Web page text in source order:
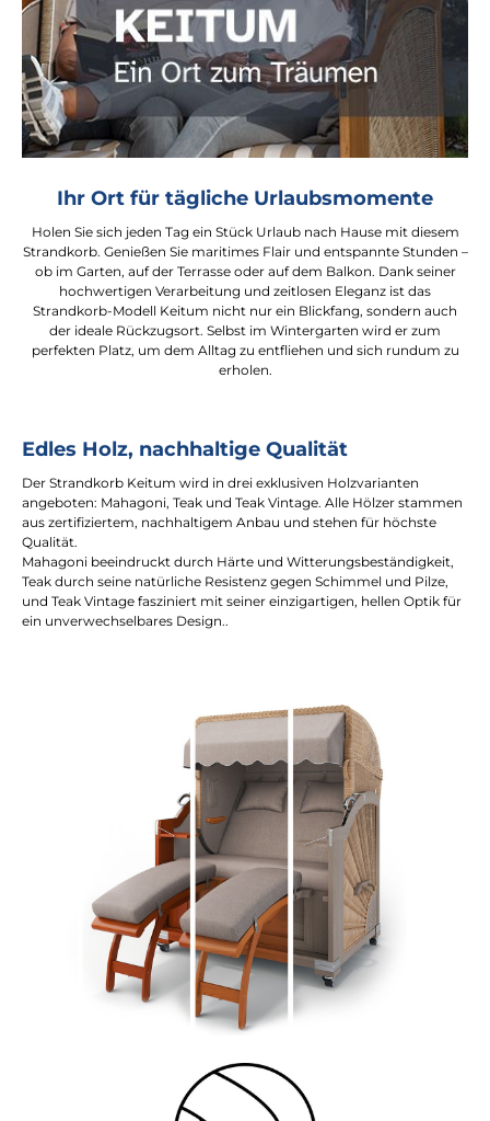
Ihr Ort für tägliche Urlaubsmomente
Holen Sie sich jeden Tag ein Stück Urlaub nach Hause mit diesem
Strandkorb. Genießen Sie maritimes Flair und entspannte Stunden –
ob im Garten, auf der Terrasse oder auf dem Balkon. Dank seiner
hochwertigen Verarbeitung und zeitlosen Eleganz ist das
Strandkorb-Modell Keitum nicht nur ein Blickfang, sondern auch
der ideale Rückzugsort. Selbst im Wintergarten wird er zum
perfekten Platz, um dem Alltag zu entfliehen und sich rundum zu
erholen.
Edles Holz, nachhaltige Qualität
Der Strandkorb Keitum wird in drei exklusiven Holzvarianten
angeboten: Mahagoni, Teak und Teak Vintage. Alle Hölzer stammen
aus zertifiziertem, nachhaltigem Anbau und stehen für höchste
Qualität.
Mahagoni beeindruckt durch Härte und Witterungsbeständigkeit,
Teak durch seine natürliche Resistenz gegen Schimmel und Pilze,
und Teak Vintage fasziniert mit seiner einzigartigen, hellen Optik für
ein unverwechselbares Design..